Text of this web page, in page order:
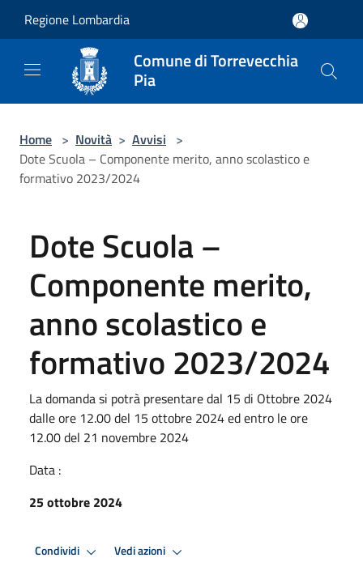
Regione Lombardia
Comune di Torrevecchia
Pia
Home > Novità > Avvisi >
Dote Scuola – Componente merito, anno scolastico e
formativo 2023/2024
Dote Scuola –
Componente merito,
anno scolastico e
formativo 2023/2024
La domanda si potrà presentare dal 15 di Ottobre 2024
dalle ore 12.00 del 15 ottobre 2024 ed entro le ore
12.00 del 21 novembre 2024
Data :
25 ottobre 2024
Condividi Vedi azioni